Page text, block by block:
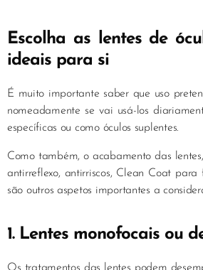
Escolha as lentes de
ideais para si
É muito importante saber que uso
nomeadamente se vai usá-los
específicas ou como óculos suplentes.
Como também, o acabamento das
antirreflexo, antirriscos, Clean Coat
são outros aspetos importantes a
1. Lentes monofocais ou